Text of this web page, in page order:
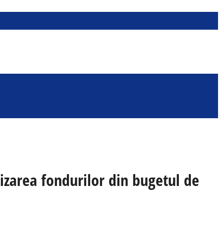
fondurilor din bugetul de